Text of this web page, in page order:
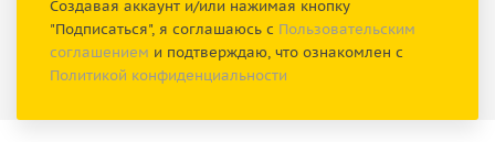
Создавая аккаунт и/или нажимая кнопку
"Подписаться", я соглашаюсь с Пользовательским
соглашением и подтверждаю, что ознакомлен с
Политикой конфиденциальности